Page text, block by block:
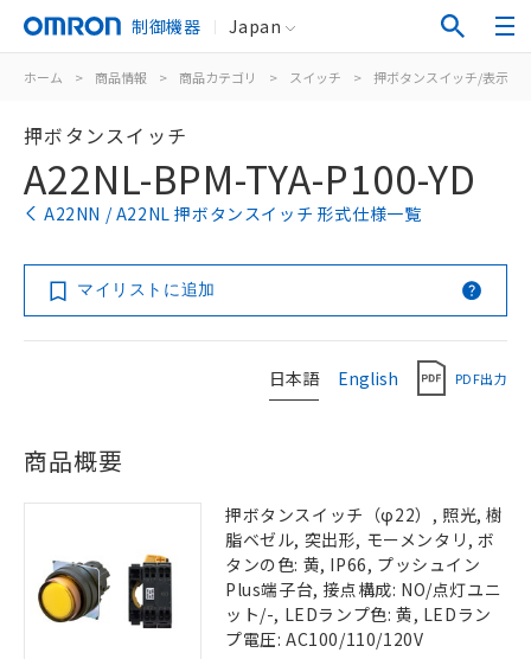
制御機器 Japan
ホーム > 商品情報 > 商品カテゴリ > スイッチ > 押ボタンスイッチ/表示灯
押ボタンスイッチ
A22NL-BPM-TYA-P100-YD
A22NN / A22NL 押ボタンスイッチ 形式仕様一覧
マイリストに追加
日本語 English PDF出力
商品概要
押ボタンスイッチ（φ22）, 照光, 樹
脂ベゼル, 突出形, モーメンタリ, ボ
タンの色: 黄, IP66, プッシュイン
Plus端子台, 接点構成: NO/点灯ユニ
ット/-, LEDランプ色: 黄, LEDラン
プ電圧: AC100/110/120V